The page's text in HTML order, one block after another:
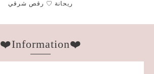
❤️Information❤️